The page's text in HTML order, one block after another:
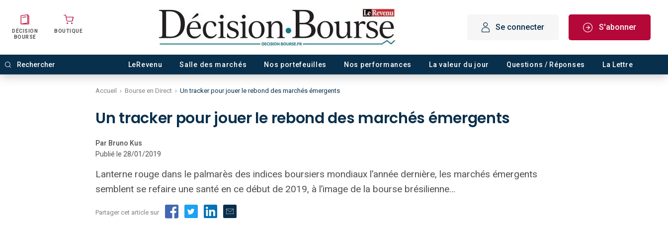
Se connecter S'abonner
DÉCISION
BOURSE
BOUTIQUE
LeRevenu Salle des marchés Nos portefeuilles Nos performances La valeur du jour Questions / Réponses La Lettre
Accueil › Bourse en Direct › Un tracker pour jouer le rebond des marchés émergents
Un tracker pour jouer le rebond des marchés émergents
Par Bruno Kus
Publié le 28/01/2019
Lanterne rouge dans le palmarès des indices boursiers mondiaux l’année dernière, les marchés émergents
semblent se refaire une santé en ce début de 2019, à l’image de la bourse brésilienne…
Partager cet article sur